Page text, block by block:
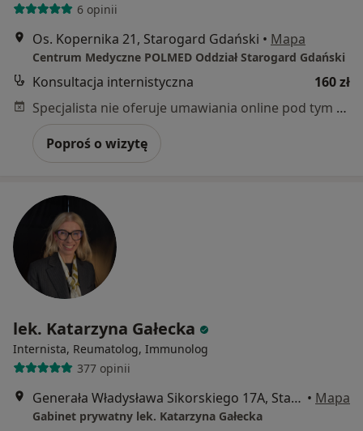
6 opinii
Os. Kopernika 21, Starogard Gdański • Mapa
Centrum Medyczne POLMED Oddział Starogard Gdański
Konsultacja internistyczna
160 zł
Specjalista nie oferuje umawiania online pod tym adresem.
Poproś o wizytę
lek. Katarzyna Gałecka
Internista, Reumatolog, Immunolog
377 opinii
Generała Władysława Sikorskiego 17A, Starogard Gdański • Mapa
Gabinet prywatny lek. Katarzyna Gałecka